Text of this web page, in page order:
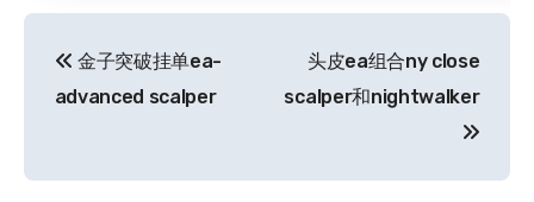
章
航
金子突破挂单ea-
advanced scalper
头皮ea组合ny close
scalper和nightwalker